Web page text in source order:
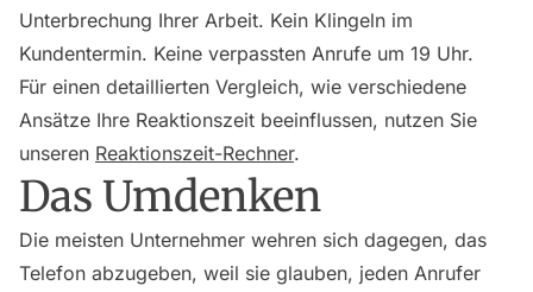
Unterbrechung Ihrer Arbeit. Kein Klingeln im
Kundentermin. Keine verpassten Anrufe um 19 Uhr.
Für einen detaillierten Vergleich, wie verschiedene
Ansätze Ihre Reaktionszeit beeinflussen, nutzen Sie
unseren Reaktionszeit-Rechner.
Das Umdenken
Die meisten Unternehmer wehren sich dagegen, das
Telefon abzugeben, weil sie glauben, jeden Anrufer